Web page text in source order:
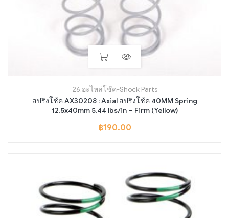
26.อะไหล่โช๊ค-Shock Parts
สปริงโช้ค AX30208 : Axial สปริงโช้ค 40MM Spring
12.5x40mm 5.44 lbs/in – Firm (Yellow)
฿190.00